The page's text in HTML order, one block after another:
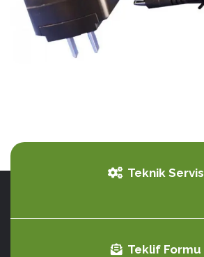
Teknik Servis
Teklif Formu